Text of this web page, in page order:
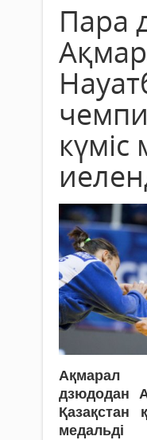
Пара
Ақмарал
дзюдодан
Қазақстан